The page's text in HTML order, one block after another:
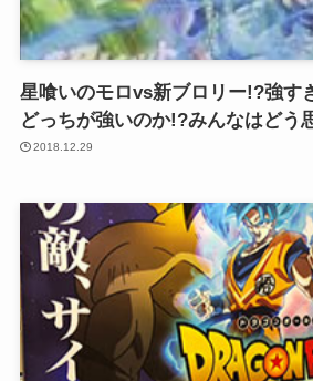
星喰いのモロvs新ブロリー!?強す
どっちが強いのか!?みんなはどう
2018.12.29